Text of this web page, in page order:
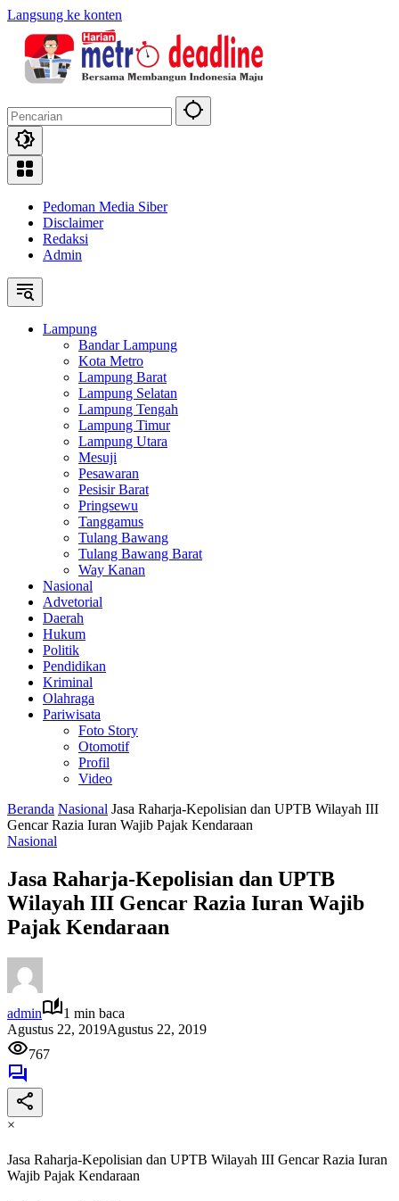
Langsung ke konten
Pedoman Media Siber
Disclaimer
Redaksi
Admin
Lampung
Bandar Lampung
Kota Metro
Lampung Barat
Lampung Selatan
Lampung Tengah
Lampung Timur
Lampung Utara
Mesuji
Pesawaran
Pesisir Barat
Pringsewu
Tanggamus
Tulang Bawang
Tulang Bawang Barat
Way Kanan
Nasional
Advetorial
Daerah
Hukum
Politik
Pendidikan
Kriminal
Olahraga
Pariwisata
Foto Story
Otomotif
Profil
Video
Beranda Nasional Jasa Raharja-Kepolisian dan UPTB Wilayah III
Gencar Razia Iuran Wajib Pajak Kendaraan
Nasional
Jasa Raharja-Kepolisian dan UPTB
Wilayah III Gencar Razia Iuran Wajib
Pajak Kendaraan
admin
1 min baca
Agustus 22, 2019Agustus 22, 2019
767
×
Jasa Raharja-Kepolisian dan UPTB Wilayah III Gencar Razia Iuran
Wajib Pajak Kendaraan